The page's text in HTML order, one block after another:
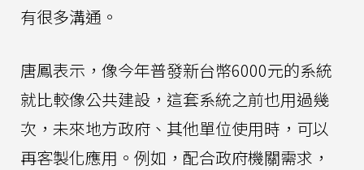
有很多溝通。
唐鳳表示，像今年普發新台幣6000元的系統
就比較像公共建設，這套系統之前也用過幾
次，未來地方政府、其他單位使用時，可以
再客製化應用。例如，配合政府機關需求，